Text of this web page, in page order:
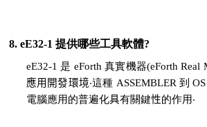
8. eE32-1 提供哪些工具軟體?
eE32-1 是 eForth 真實機器(eForth Real
應用開發環境‧這種 ASSEMBLER 到
電腦應用的普遍化具有關鍵性的作用‧